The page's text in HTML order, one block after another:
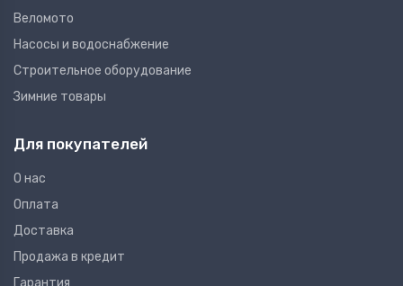
Веломото
Насосы и водоснабжение
Строительное оборудование
Зимние товары
Для покупателей
О нас
Оплата
Доставка
Продажа в кредит
Гарантия